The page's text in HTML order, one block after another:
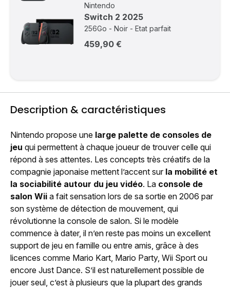
Nintendo
Switch 2 2025
256Go - Noir - Etat parfait
459,90 €
Description & caractéristiques
Nintendo propose une large palette de consoles de
jeu qui permettent à chaque joueur de trouver celle qui
répond à ses attentes. Les concepts très créatifs de la
compagnie japonaise mettent l’accent sur la mobilité et
la sociabilité autour du jeu vidéo. La console de
salon Wii a fait sensation lors de sa sortie en 2006 par
son système de détection de mouvement, qui
révolutionne la console de salon. Si le modèle
commence à dater, il n’en reste pas moins un excellent
support de jeu en famille ou entre amis, grâce à des
licences comme Mario Kart, Mario Party, Wii Sport ou
encore Just Dance. S’il est naturellement possible de
jouer seul, c’est à plusieurs que la plupart des grands